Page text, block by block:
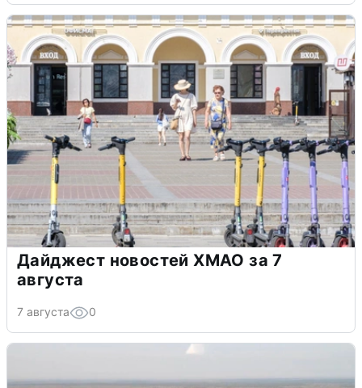
Дайджест новостей ХМАО за 7
августа
7 августа 0